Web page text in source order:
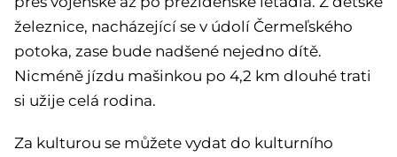
železnice, nacházející se v údolí Čermeľského
potoka, zase bude nadšené nejedno dítě.
Nicméně jízdu mašinkou po 4,2 km dlouhé trati
si užije celá rodina.
Za kulturou se můžete vydat do kulturního